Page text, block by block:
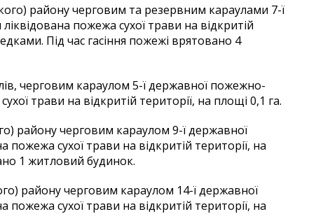
району черговим та резервним караулами 7-ї
пожежа сухої трави на відкритій
Під час гасіння пожежі врятовано 4
черговим караулом 5-ї державної пожежно-
трави на відкритій території, на площі 0,1 га.
району черговим караулом 9-ї державної
сухої трави на відкритій території, на
1 житловий будинок.
району черговим караулом 14-ї державної
сухої трави на відкритій території, на